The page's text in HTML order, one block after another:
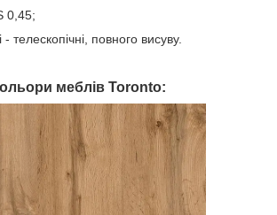
0,45;
телескопічні, повного висуву.
меблів Toronto: